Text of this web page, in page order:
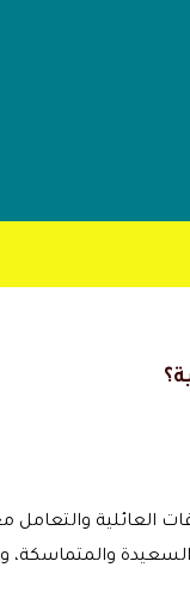
العائلية والتعامل
السعيدة